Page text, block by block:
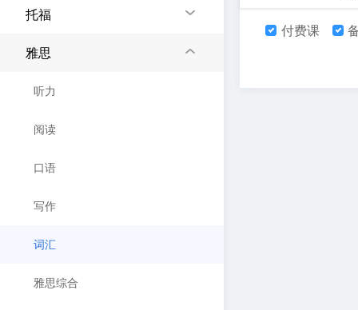
托福
雅思
听力
阅读
口语
写作
词汇
雅思综合
付费课